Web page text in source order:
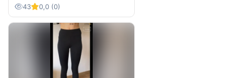
43 0,0 (0)